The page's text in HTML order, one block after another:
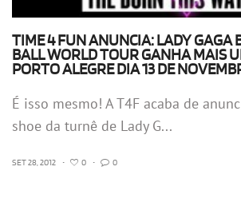
TIME 4 FUN ANUNCIA: LADY GAGA
BALL WORLD TOUR GANHA MAIS
PORTO ALEGRE DIA 13 DE
É isso mesmo! A T4F acaba de
shoe da turnê de Lady G...
SET 28, 2012 • 0 • 0